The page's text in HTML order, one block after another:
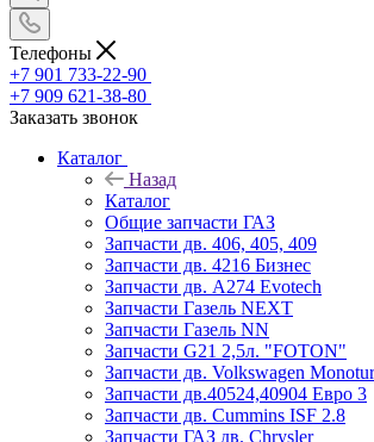
Телефоны
+7 901 733-22-90
+7 909 621-38-80
Заказать звонок
Каталог
Назад
Каталог
Общие запчасти ГАЗ
Запчасти дв. 406, 405, 409
Запчасти дв. 4216 Бизнес
Запчасти дв. A274 Evotech
Запчасти Газель NEXT
Запчасти Газель NN
Запчасти G21 2,5л. "FOTON"
Запчасти дв. Volkswagen
Запчасти дв.40524,40904 Евро 3
Запчасти дв. Cummins ISF 2.8
Запчасти ГАЗ дв. Chrysler